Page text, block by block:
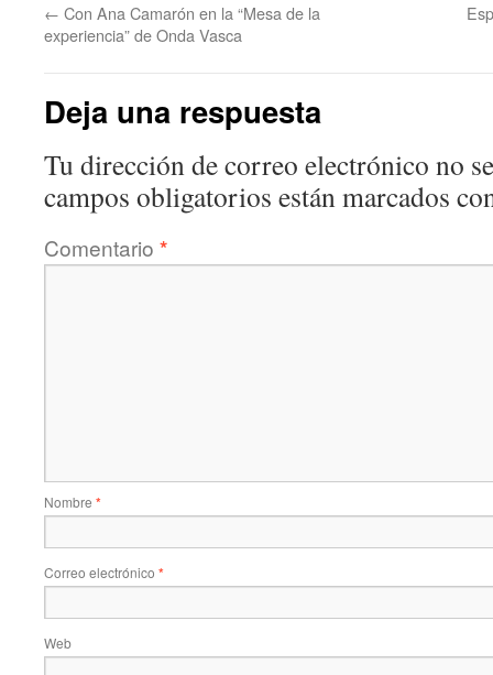
← Con Ana Camarón en la “Mesa de la
experiencia” de Onda Vasca
Deja una respuesta
Tu dirección de correo electrónico no
campos obligatorios están marcados
Comentario *
Nombre *
Correo electrónico *
Web